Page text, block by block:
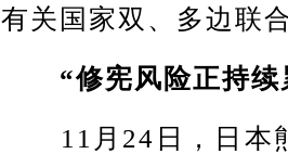
有关国家双、多边联
“修宪风险正持续
11月24日，日本熊